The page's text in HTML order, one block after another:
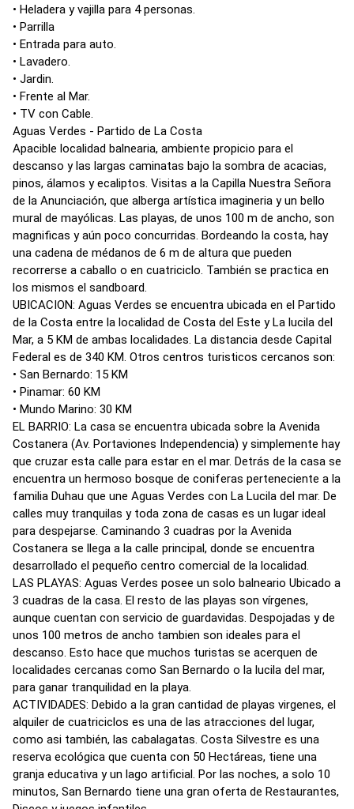
• Heladera y vajilla para 4 personas.
• Parrilla
• Entrada para auto.
• Lavadero.
• Jardin.
• Frente al Mar.
• TV con Cable.
Aguas Verdes - Partido de La Costa
Apacible localidad balnearia, ambiente propicio para el
descanso y las largas caminatas bajo la sombra de acacias,
pinos, álamos y ecaliptos. Visitas a la Capilla Nuestra Señora
de la Anunciación, que alberga artística imagineria y un bello
mural de mayólicas. Las playas, de unos 100 m de ancho, son
magnificas y aún poco concurridas. Bordeando la costa, hay
una cadena de médanos de 6 m de altura que pueden
recorrerse a caballo o en cuatriciclo. También se practica en
los mismos el sandboard.
UBICACION: Aguas Verdes se encuentra ubicada en el Partido
de la Costa entre la localidad de Costa del Este y La lucila del
Mar, a 5 KM de ambas localidades. La distancia desde Capital
Federal es de 340 KM. Otros centros turisticos cercanos son:
• San Bernardo: 15 KM
• Pinamar: 60 KM
• Mundo Marino: 30 KM
EL BARRIO: La casa se encuentra ubicada sobre la Avenida
Costanera (Av. Portaviones Independencia) y simplemente hay
que cruzar esta calle para estar en el mar. Detrás de la casa se
encuentra un hermoso bosque de coniferas perteneciente a la
familia Duhau que une Aguas Verdes con La Lucila del mar. De
calles muy tranquilas y toda zona de casas es un lugar ideal
para despejarse. Caminando 3 cuadras por la Avenida
Costanera se llega a la calle principal, donde se encuentra
desarrollado el pequeño centro comercial de la localidad.
LAS PLAYAS: Aguas Verdes posee un solo balneario Ubicado a
3 cuadras de la casa. El resto de las playas son vírgenes,
aunque cuentan con servicio de guardavidas. Despojadas y de
unos 100 metros de ancho tambien son ideales para el
descanso. Esto hace que muchos turistas se acerquen de
localidades cercanas como San Bernardo o la lucila del mar,
para ganar tranquilidad en la playa.
ACTIVIDADES: Debido a la gran cantidad de playas virgenes, el
alquiler de cuatriciclos es una de las atracciones del lugar,
como asi también, las cabalagatas. Costa Silvestre es una
reserva ecológica que cuenta con 50 Hectáreas, tiene una
granja educativa y un lago artificial. Por las noches, a solo 10
minutos, San Bernardo tiene una gran oferta de Restaurantes,